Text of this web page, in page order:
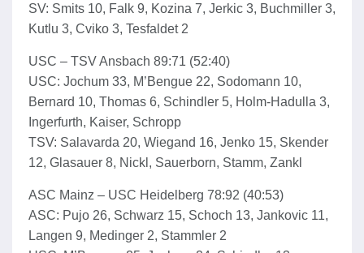
SV: Smits 10, Falk 9, Kozina 7, Jerkic 3, Buchmiller 3,
Kutlu 3, Cviko 3, Tesfaldet 2
USC – TSV Ansbach 89:71 (52:40)
USC: Jochum 33, M’Bengue 22, Sodomann 10,
Bernard 10, Thomas 6, Schindler 5, Holm-Hadulla 3,
Ingerfurth, Kaiser, Schropp
TSV: Salavarda 20, Wiegand 16, Jenko 15, Skender
12, Glasauer 8, Nickl, Sauerborn, Stamm, Zankl
ASC Mainz – USC Heidelberg 78:92 (40:53)
ASC: Pujo 26, Schwarz 15, Schoch 13, Jankovic 11,
Langen 9, Medinger 2, Stammler 2